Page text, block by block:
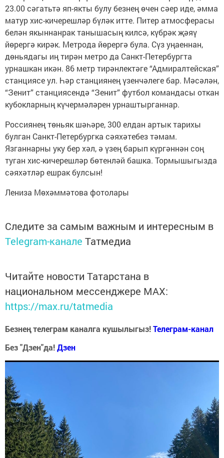
23.00 сәгатьтә яп-якты булу безнең өчен сәер иде, әмма
матур хис-кичерешләр бүләк итте. Питер атмосферасы
белән якыннанрак танышасың килсә, күбрәк җәяү
йөрергә кирәк. Метрода йөрергә була. Сүз уңаеннан,
дөньядагы иң тирән метро да Санкт-Петербургта
урнашкан икән. 86 метр тирәнлектәге “Адмиралтейская”
станциясе ул. Һәр станциянең үзенчәлеге бар. Мәсәлән,
“Зенит” станциясендә “Зенит” футбол командасы откан
кубокларның күчермәләрен урнаштырганнар.
Россиянең төньяк шәһәре, 300 елдан артык тарихы
булган Санкт-Петербургка сәяхәтебез тәмам.
Язганнарны уку бер хәл, ә үзең барып күргәннән соң
туган хис-кичерешләр бөтенләй башка. Тормышыгызда
сәяхәтләр ешрак булсын!
Лениза Мөхәммәтова фотолары
Следите за самым важным и интересным в
Telegram-канале Татмедиа
Читайте новости Татарстана в
национальном мессенджере MАХ:
https://max.ru/tatmedia
Безнең телеграм каналга кушылыгыз!Телеграм-канал
Без "Дзен"да!Дзен